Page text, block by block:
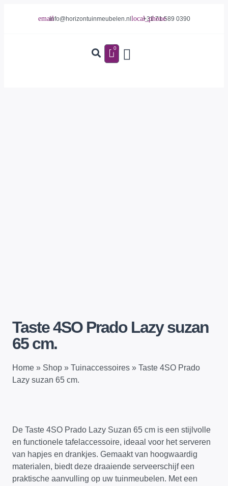
info@horizontuinmeubelen.nl +31 71 589 0390
0
Taste 4SO Prado Lazy suzan
65 cm.
Home » Shop » Tuinaccessoires » Taste 4SO Prado
Lazy suzan 65 cm.
De Taste 4SO Prado Lazy Suzan 65 cm is een stijlvolle
en functionele tafelaccessoire, ideaal voor het serveren
van hapjes en drankjes. Gemaakt van hoogwaardig
materialen, biedt deze draaiende serveerschijf een
praktische aanvulling op uw tuinmeubelen. Met een